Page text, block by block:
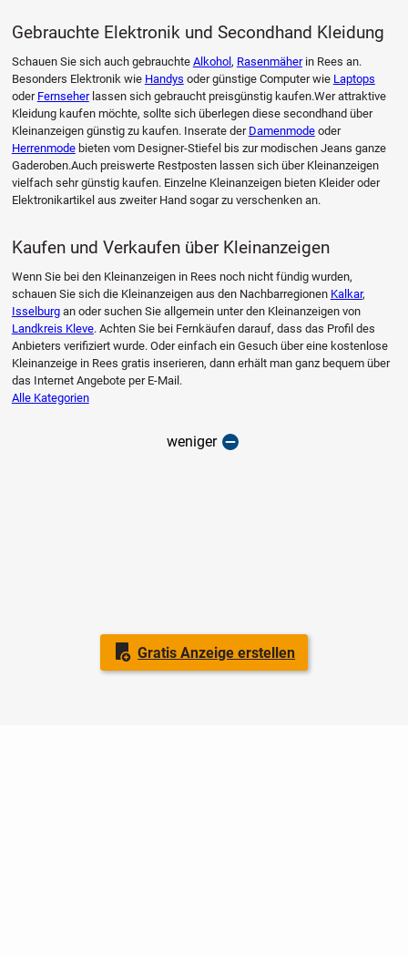
Gratis Anzeige erstellen
Gebrauchte Elektronik und Secondhand Kleidung
Schauen Sie sich auch gebrauchte Alkohol , Rasenmäherin Rees an.
Besonders Elektronik wie Handys oder günstige Computer wie Laptops
oder Fernseherlassen sich gebraucht preisgünstig kaufen.Wer attraktive
Kleidung kaufen möchte, sollte sich überlegen diese secondhand über
Kleinanzeigen günstig zu kaufen. Inserate der Damenmodeoder
Herrenmodebieten vom Designer-Stiefel bis zur modischen Jeans ganze
Gaderoben.Auch preiswerte Restposten lassen sich über Kleinanzeigen
vielfach sehr günstig kaufen. Einzelne Kleinanzeigen bieten Kleider oder
Elektronikartikel aus zweiter Hand sogar zu verschenken an.
Kaufen und Verkaufen über Kleinanzeigen
Wenn Sie bei den Kleinanzeigen in Rees noch nicht fündig wurden,
schauen Sie sich die Kleinanzeigen aus den Nachbarregionen Kalkar,
Isselburgan oder suchen Sie allgemein unter den Kleinanzeigen von
Landkreis Kleve. Achten Sie bei Fernkäufen darauf, dass das Profil des
Anbieters verifiziert wurde. Oder einfach ein Gesuch über eine kostenlose
Kleinanzeige in Rees gratis inserieren, dann erhält man ganz bequem über
das Internet Angebote per E-Mail.
Alle Kategorien
weniger